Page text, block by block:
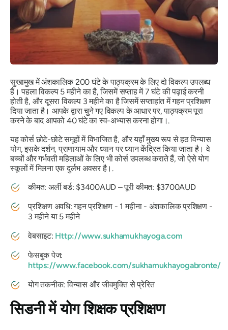
सुखामुख में अंशकालिक 200 घंटे के पाठ्यक्रम के लिए दो विकल्प उपलब्ध
हैं। पहला विकल्प 5 महीने का है, जिसमें सप्ताह में 7 घंटे की पढ़ाई करनी
होती है, और दूसरा विकल्प 3 महीने का है जिसमें सप्ताहांत में गहन प्रशिक्षण
दिया जाता है। आपके द्वारा चुने गए विकल्प के आधार पर, पाठ्यक्रम पूरा
करने के बाद आपको 40 घंटे का स्व-अभ्यास करना होगा।.
यह कोर्स छोटे-छोटे समूहों में विभाजित है, और यहाँ मुख्य रूप से हठ विन्यास
योग, इसके दर्शन, प्राणायाम और ध्यान पर ध्यान केंद्रित किया जाता है। वे
बच्चों और गर्भवती महिलाओं के लिए भी कोर्स उपलब्ध कराते हैं, जो ऐसे योग
स्कूलों में मिलना एक दुर्लभ अवसर है।.
कीमत: अर्ली बर्ड: $3400AUD – पूरी कीमत: $3700AUD
प्रशिक्षण अवधि: गहन प्रशिक्षण - 1 महीना - अंशकालिक प्रशिक्षण -
3 महीने या 5 महीने
वेबसाइट: Http://www.sukhamukhayoga.com
फेसबुक पेज:
https://www.facebook.com/sukhamukhayogabronte/
योग तकनीक: विन्यास और जीवमुक्ति से प्रेरित
सिडनी में योग शिक्षक प्रशिक्षण